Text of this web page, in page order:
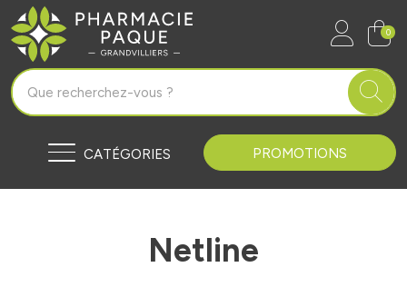
Pharmacie Paque Grandvilliers
0
CATÉGORIES PROMOTIONS
Netline